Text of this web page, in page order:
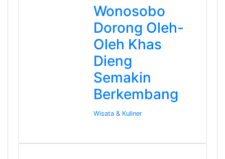
Wonosobo
Dorong Oleh-
Oleh Khas
Dieng
Semakin
Berkembang
Wisata & Kuliner